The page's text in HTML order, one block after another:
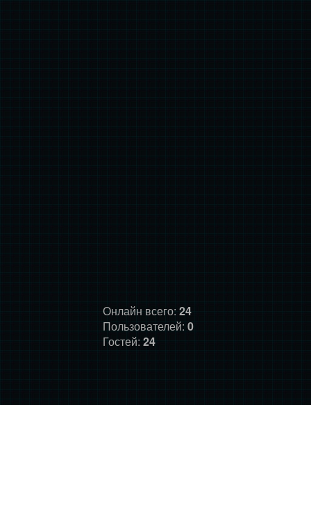
Онлайн всего: 24
Пользователей: 0
Гостей: 24